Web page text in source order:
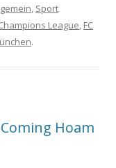
, Sport
League, FC
.
Hoam